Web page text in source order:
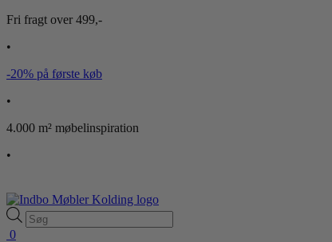
Fri fragt over 499,-
•
-20% på første køb
•
4.000 m² møbelinspiration
•
Products
search
0